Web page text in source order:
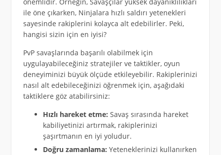
önemlidir. Örneğin, Savaşçılar yüksek dayanıklılıkları
ile öne çıkarken, Ninjalara hızlı saldırı yetenekleri
sayesinde rakiplerini kolayca alt edebilirler. Peki,
hangisi sizin için en iyisi?
PvP savaşlarında başarılı olabilmek için
uygulayabileceğiniz stratejiler ve taktikler, oyun
deneyiminizi büyük ölçüde etkileyebilir. Rakiplerinizi
nasıl alt edebileceğinizi öğrenmek için, aşağıdaki
taktiklere göz atabilirsiniz:
Hızlı hareket etme: Savaş sırasında hareket
kabiliyetinizi artırmak, rakiplerinizi
şaşırtmanın en iyi yoludur.
Doğru zamanlama: Yeteneklerinizi kullanırken